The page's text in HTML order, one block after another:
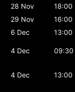
28 Nov
18:00
29 Nov
16:00
6 Dec
13:00
4 Dec 09:30
4 Dec 13:00